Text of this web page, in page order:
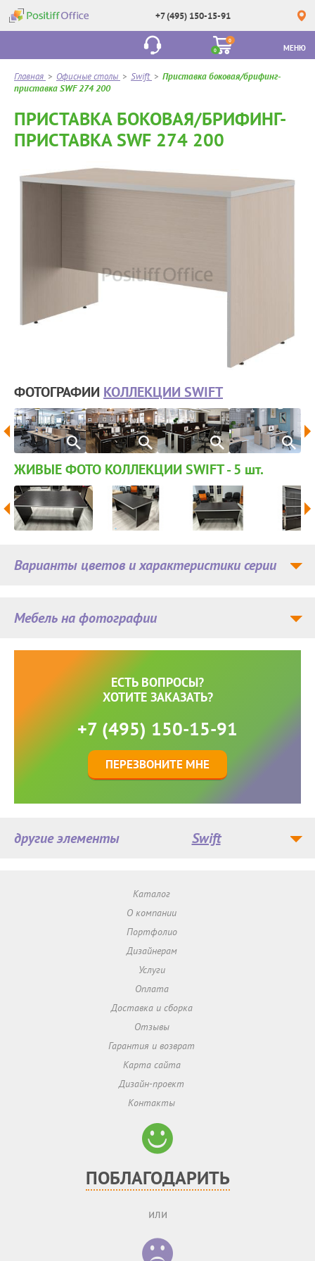
+7 (495) 150-15-91
0
0
МЕНЮ
Главная > Офисные столы > Swift > Приставка боковая/брифинг-
приставка SWF 274 200
ПРИСТАВКА БОКОВАЯ/БРИФИНГ-
ПРИСТАВКА SWF 274 200
ФОТОГРАФИИ КОЛЛЕКЦИИ SWIFT
ЖИВЫЕ ФОТО КОЛЛЕКЦИИ SWIFT - 5 шт.
Мебель на фотографии
Варианты цветов и характеристики серии
ЕСТЬ ВОПРОСЫ?
ХОТИТЕ ЗАКАЗАТЬ?
+7 (495) 150-15-91
ПЕРЕЗВОНИТЕ МНЕ
другие элементы Swift
Каталог
О компании
Портфолио
Дизайнерам
Услуги
Оплата
Доставка и сборка
Отзывы
Гарантия и возврат
Карта сайта
Дизайн-проект
Контакты
ПОБЛАГОДАРИТЬ
или